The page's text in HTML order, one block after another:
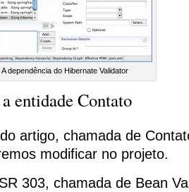
A dependência do Hibernate Validator
entidade Contato
artigo, chamada de
modificar no projeto.
303, chamada de Bean